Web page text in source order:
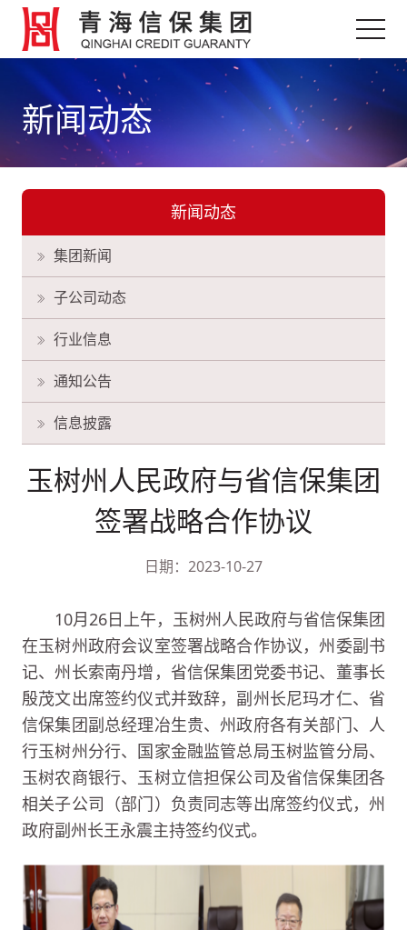
新闻动态
新闻动态
集团新闻
子公司动态
行业信息
通知公告
信息披露
玉树州人民政府与省信保集团
签署战略合作协议
日期：2023-10-27
10月26日上午，玉树州人民政府与省信保集团
在玉树州政府会议室签署战略合作协议，州委副书
记、州长索南丹增，省信保集团党委书记、董事长
殷茂文出席签约仪式并致辞，副州长尼玛才仁、省
信保集团副总经理冶生贵、州政府各有关部门、人
行玉树州分行、国家金融监管总局玉树监管分局、
玉树农商银行、玉树立信担保公司及省信保集团各
相关子公司（部门）负责同志等出席签约仪式，州
政府副州长王永震主持签约仪式。